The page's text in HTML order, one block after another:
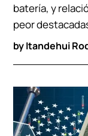
byItandehui
batería, y
peor